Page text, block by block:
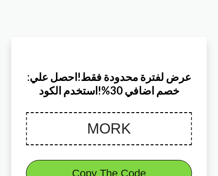
:عرض لفترة محدودة فقط!احصل علي
خصم اضافي 30%!استخدم الكود
Copy The Code